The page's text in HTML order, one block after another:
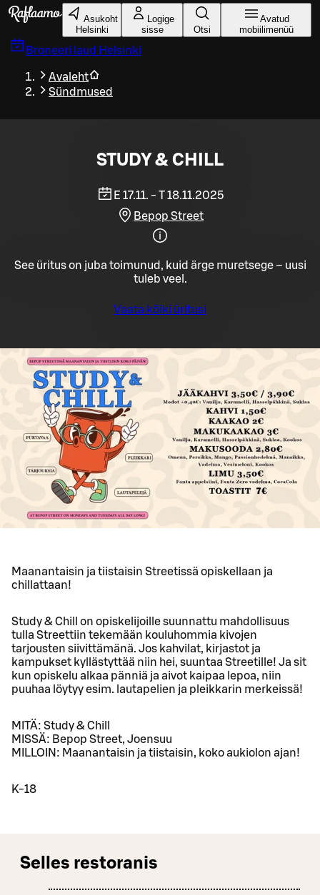
Liigu peamise sisu juurde
Asukoht
Helsinki
Logige
sisse
Otsi
Avatud
mobiilimenüü
Broneeri laud Helsinki
Avaleht
Sündmused
STUDY & CHILL
E 17.11. - T 18.11.2025
Bepop Street
See üritus on juba toimunud, kuid ärge muretsege – uusi
tuleb veel.
Vaata kõiki üritusi
Maanantaisin ja tiistaisin Streetissä opiskellaan ja
chillattaan!
Study & Chill on opiskelijoille suunnattu mahdollisuus
tulla Streettiin tekemään kouluhommia kivojen
tarjousten siivittämänä. Jos kahvilat, kirjastot ja
kampukset kyllästyttää niin hei, suuntaa Streetille! Ja sit
kun opiskelu alkaa pänniä ja aivot kaipaa lepoa, niin
puuhaa löytyy esim. lautapelien ja pleikkarin merkeissä!
MITÄ: Study & Chill
MISSÄ: Bepop Street, Joensuu
MILLOIN: Maanantaisin ja tiistaisin, koko aukiolon ajan!
K-18
Selles restoranis